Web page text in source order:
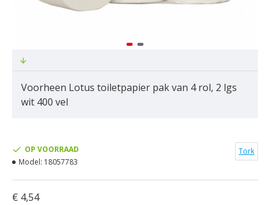
Voorheen Lotus toiletpapier pak van 4 rol, 2 lgs
wit 400 vel
€ 4,54
OP VOORRAAD
Model: 18057783
Tork